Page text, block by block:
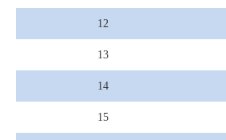
12
13
14
15